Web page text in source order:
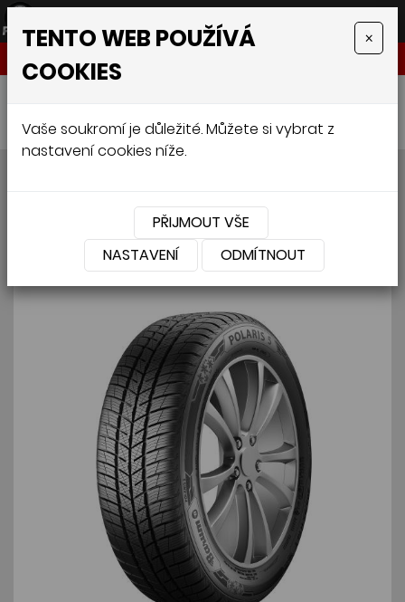
BARUM Polaris 5 215/55 R16 97H
TENTO WEB POUŽÍVÁ
COOKIES
×
Vaše soukromí je důležité. Můžete si vybrat z
nastavení cookies níže.
PŘIJMOUT VŠE
NASTAVENÍ
ODMÍTNOUT